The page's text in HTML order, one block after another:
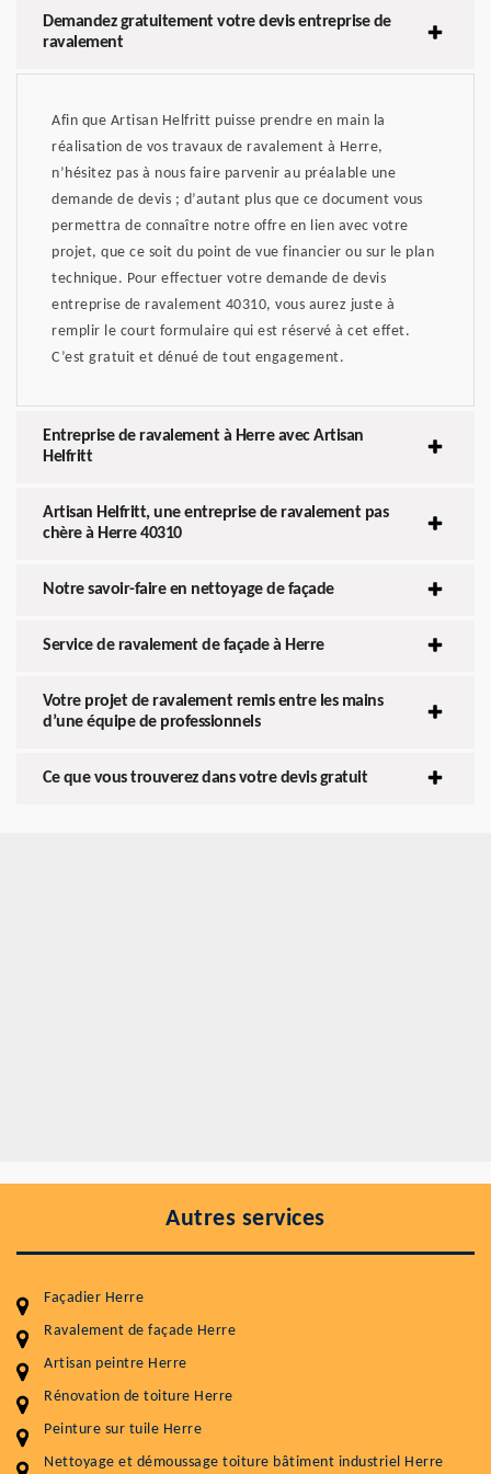
Demandez gratuitement votre devis entreprise de
ravalement
Afin que Artisan Helfritt puisse prendre en main la
réalisation de vos travaux de ravalement à Herre,
n’hésitez pas à nous faire parvenir au préalable une
demande de devis ; d’autant plus que ce document vous
permettra de connaître notre offre en lien avec votre
projet, que ce soit du point de vue financier ou sur le plan
technique. Pour effectuer votre demande de devis
entreprise de ravalement 40310, vous aurez juste à
remplir le court formulaire qui est réservé à cet effet.
C’est gratuit et dénué de tout engagement.
Entreprise de ravalement à Herre avec Artisan
Helfritt
Artisan Helfritt, une entreprise de ravalement pas
chère à Herre 40310
Notre savoir-faire en nettoyage de façade
Service de ravalement de façade à Herre
Votre projet de ravalement remis entre les mains
d’une équipe de professionnels
Ce que vous trouverez dans votre devis gratuit
Autres services
Façadier Herre
Ravalement de façade Herre
Artisan peintre Herre
Rénovation de toiture Herre
Peinture sur tuile Herre
Nettoyage et démoussage toiture bâtiment industriel Herre
Entretenir votre toiture, c'est préserver sa
durabilité
Plus de 15 ans d'expérience en couverture et facade